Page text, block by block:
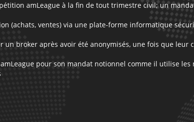
amLeague à la fin de tout trimestre civil; un
(achats, ventes) via une plate-forme informatique
un broker après avoir été anonymisés, une fois que leur
pour son mandat notionnel comme il utilise les